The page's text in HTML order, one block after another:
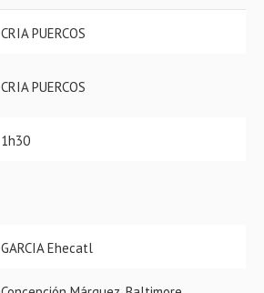
CRIA PUERCOS
CRIA PUERCOS
1h30
GARCIA Ehecatl